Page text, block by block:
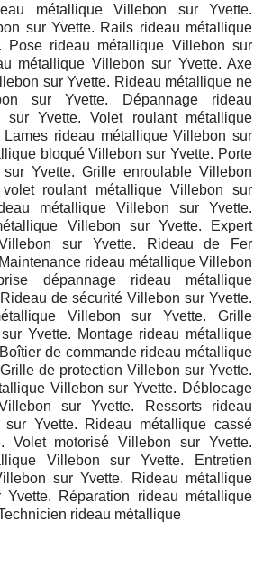
métallique Villebon sur Yvette.
sur Yvette. Rails rideau métallique
Pose rideau métallique Villebon sur
métallique Villebon sur Yvette. Axe
sur Yvette. Rideau métallique ne
sur Yvette. Dépannage rideau
sur Yvette. Volet roulant métallique
rideau métallique Villebon sur
bloqué Villebon sur Yvette. Porte
Yvette. Grille enroulable Villebon
roulant métallique Villebon sur
métallique Villebon sur Yvette.
Villebon sur Yvette. Expert
sur Yvette. Rideau de Fer
rideau métallique Villebon
dépannage rideau métallique
de sécurité Villebon sur Yvette.
Villebon sur Yvette. Grille
Yvette. Montage rideau métallique
de commande rideau métallique
de protection Villebon sur Yvette.
Villebon sur Yvette. Déblocage
sur Yvette. Ressorts rideau
Yvette. Rideau métallique cassé
Volet motorisé Villebon sur Yvette.
Villebon sur Yvette. Entretien
sur Yvette. Rideau métallique
Réparation rideau métallique
rideau métallique